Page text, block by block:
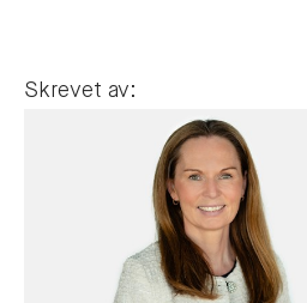
Skrevet av: